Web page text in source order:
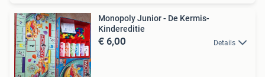
Monopoly Junior - De Kermis-
Kindereditie
€ 6,00 Details